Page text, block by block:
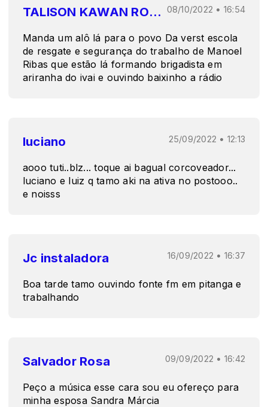
TALISON KAWAN ROHLING LUIZ 08/10/2022 • 16:54
Manda um alô lá para o povo Da verst escola
de resgate e segurança do trabalho de Manoel
Ribas que estão lá formando brigadista em
ariranha do ivai e ouvindo baixinho a rádio
luciano 25/09/2022 • 12:13
aooo tuti..blz... toque ai bagual corcoveador...
luciano e luiz q tamo aki na ativa no postooo..
e noisss
Jc instaladora 16/09/2022 • 16:37
Boa tarde tamo ouvindo fonte fm em pitanga e
trabalhando
Salvador Rosa 09/09/2022 • 16:42
Peço a música esse cara sou eu ofereço para
minha esposa Sandra Márcia